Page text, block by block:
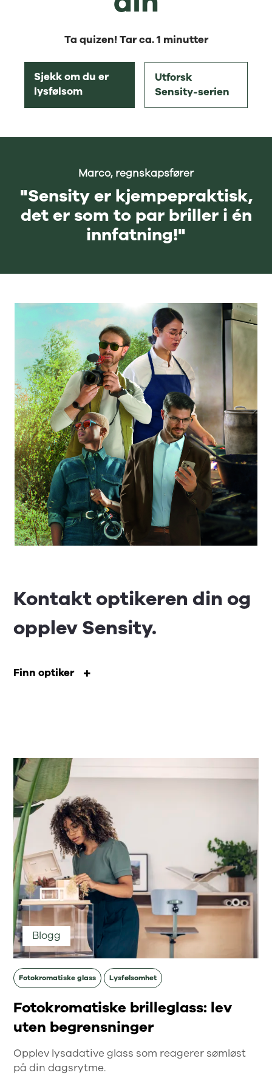
Ta quizen! Tar ca. 1 minutter
Sjekk om du er
lysfølsom
Utforsk
Sensity-serien
Marco, regnskapsfører
"Sensity er kjempepraktisk,
det er som to par briller i én
innfatning!"
Kontakt optikeren din og
opplev Sensity.
Finn optiker
Blogg
Fotokromatiske glass Lysfølsomhet
Fotokromatiske brilleglass: lev
uten begrensninger
Opplev lysadative glass som reagerer sømløst
på din dagsrytme.